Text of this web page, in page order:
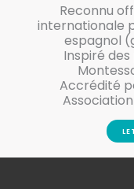
Reconnu
internationale
espagnol
Inspiré
Accrédité